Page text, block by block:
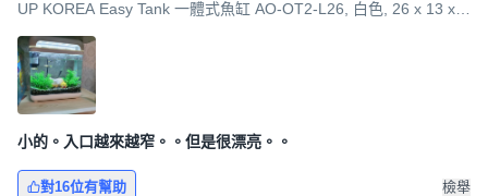
UP KOREA Easy Tank 一體式魚缸 AO-OT2-L26, 白色, 26 x 13 x
小的。入口越來越窄。。但是很漂亮。。
對16位有幫助 檢舉